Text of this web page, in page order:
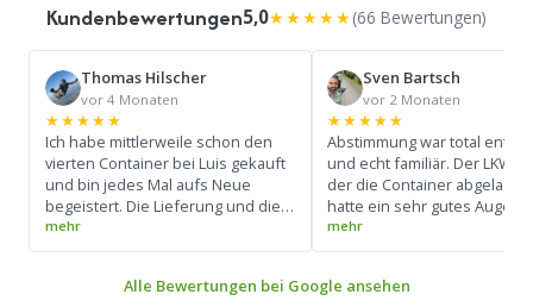
Kundenbewertungen5,0★★★★★(66 Bewertungen)
Thomas Hilscher
vor 4 Monaten
★★★★★
Ich habe mittlerweile schon den
vierten Container bei Luis gekauft
und bin jedes Mal aufs Neue
begeistert. Die Lieferung und die
gesamte Abwicklung verlaufen
absolut reibungslos und super
den Fahrer: Er beherrscht sein
Sven Bartsch
vor 2 Monaten
★★★★★
Abstimmung war total
und echt familiär. Der LKW-
der die Container
hatte ein sehr gutes Auge
konnte den LKW super
(Siehe Foto) Ich werde mir
wieder drauf zurück
Alle Bewertungen bei Google ansehen